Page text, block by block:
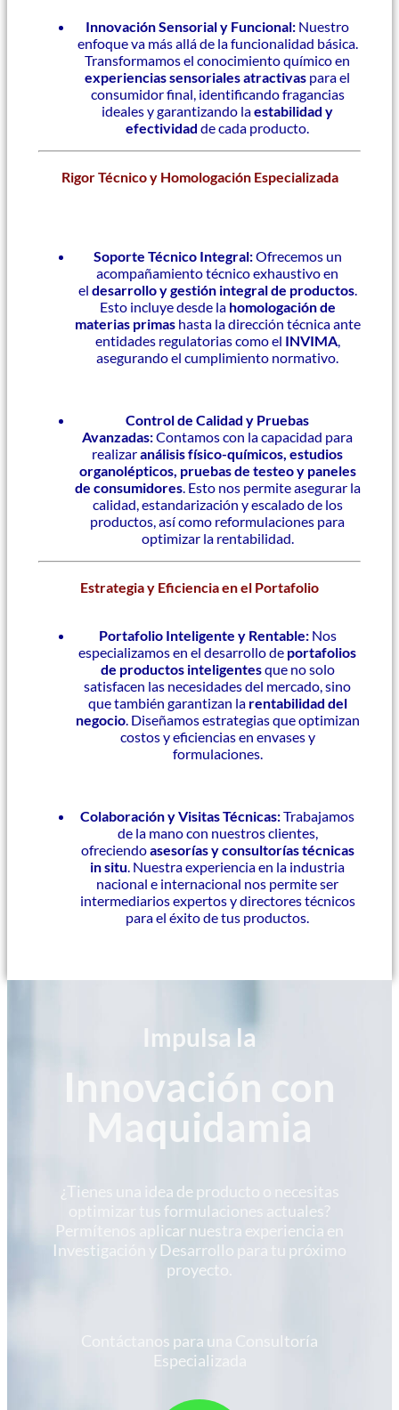
Innovación Sensorial y Funcional: Nuestro
enfoque va más allá de la funcionalidad básica.
Transformamos el conocimiento químico en
experiencias sensoriales atractivas para el
consumidor final, identificando fragancias
ideales y garantizando laestabilidad y
efectividad de cada producto.
Rigor Técnico y Homologación Especializada
Soporte Técnico Integral:Ofrecemos un
acompañamiento técnico exhaustivo en
el desarrollo y gestión integral de productos.
Esto incluye desde la homologación de
materias primashasta la dirección técnica ante
entidades regulatorias como el INVIMA,
asegurando el cumplimiento normativo.
Control de Calidad y Pruebas
Avanzadas:Contamos con la capacidad para
realizaranálisis físico-químicos, estudios
organolépticos, pruebas de testeo y paneles
de consumidores. Esto nos permite asegurar la
calidad, estandarización y escalado de los
productos, así como reformulaciones para
optimizar la rentabilidad.
Estrategia y Eficiencia en el Portafolio
Portafolio Inteligente y Rentable:Nos
especializamos en el desarrollo de portafolios
de productos inteligentesque no solo
satisfacen las necesidades del mercado, sino
que también garantizan la rentabilidad del
negocio. Diseñamos estrategias que optimizan
costos y eficiencias en envases y
formulaciones.
Colaboración y Visitas Técnicas:Trabajamos
de la mano con nuestros clientes,
ofreciendoasesorías y consultorías técnicas
in situ . Nuestra experiencia en la industria
nacional e internacional nos permite ser
intermediarios expertos y directores técnicos
para el éxito de tus productos.
Impulsa la
Innovación con
Maquidamia
¿Tienes una idea de producto o necesitas
optimizar tus formulaciones actuales?
Permítenos aplicar nuestra experiencia en
Investigación y Desarrollo para tu próximo
proyecto.
Contáctanos para una Consultoría
Especializada